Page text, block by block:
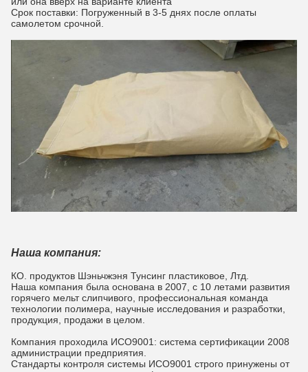
Срок поставки: Погруженный в 3-5 днях после оплаты
самолетом срочной.
Наша компания:
КО. продуктов Шэньчжэня Тунсинг пластиковое, Лтд.
Наша компания была основана в 2007, с 10 летами развития
горячего мельт слипчивого, профессиональная команда
технологии полимера, научные исследования и разработки,
продукция, продажи в целом.
Компания проходила ИСО9001: система сертификации 2008
администрации предприятия.
Стандарты контроля системы ИСО9001 строго принужены от